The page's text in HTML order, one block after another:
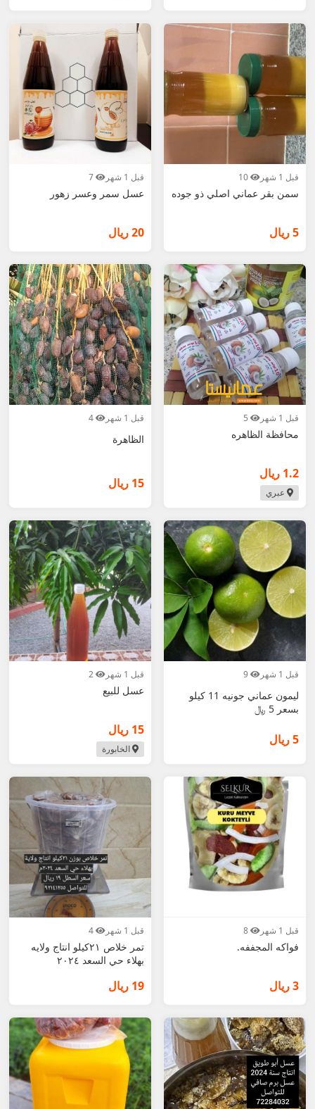
قبل 1 شهر
سمن بقر عماني اصلي ذو جوده
5 ريال
قبل 1 شهر
عسل سمر وعسر زهور
20 ريال
قبل 1 شهر
محافظة الظاهره
1.2 ريال
عبري
قبل 1 شهر
الظاهرة
15 ريال
قبل 1 شهر
ليمون عماني جونيه 11 كيلو
بسعر 5 ﷼
5 ريال
قبل 1 شهر
عسل للبيع
15 ريال
الخابورة
قبل 1 شهر
فواكه المجففه.
3 ريال
قبل 1 شهر
تمر خلاص ٢١كيلو انتاج ولايه
بهلاء حي السعد ٢٠٢٤
19 ريال